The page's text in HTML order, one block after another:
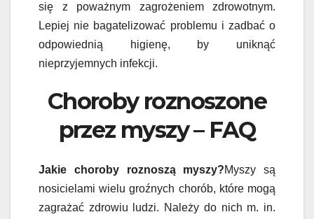
się z poważnym zagrożeniem zdrowotnym.
Lepiej nie bagatelizować problemu i zadbać o
odpowiednią higienę, by uniknąć
nieprzyjemnych infekcji.
Choroby roznoszone
przez myszy – FAQ
Jakie choroby roznoszą myszy?Myszy są
nosicielami wielu groźnych chorób, które mogą
zagrażać zdrowiu ludzi. Należy do nich m. in.